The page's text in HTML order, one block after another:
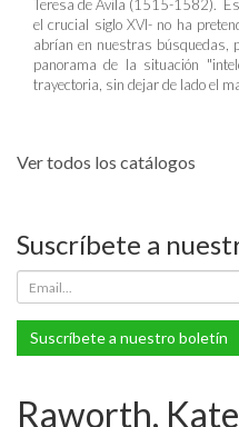
Teresa de Ávila (1515-1582).
el crucial siglo XVI- no ha
abrían en nuestras búsquedas,
panorama de la situación
trayectoria, sin dejar de lado el
Ver todos los catálogos
Suscríbete a
Suscríbete a nuestro boletín
Raworth, Kate